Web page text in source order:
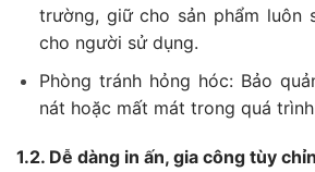
trường, giữ cho sản phẩm luôn
cho người sử dụng.
Phòng tránh hỏng hóc: Bảo
nát hoặc mất mát trong quá
1.2. Dễ dàng in ấn, gia công tùy